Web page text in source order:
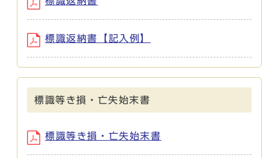
標識返納書【記入例】
標識等き損・亡失始末書
標識等き損・亡失始末書